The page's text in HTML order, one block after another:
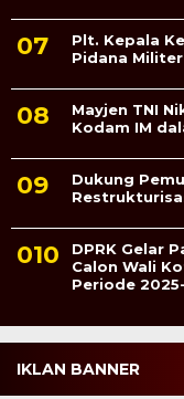
Plt. Kepala
Pidana
Mayjen TNI
Kodam IM
Dukung
DPRK Gelar
Calon Wali
Periode
IKLAN BANNER